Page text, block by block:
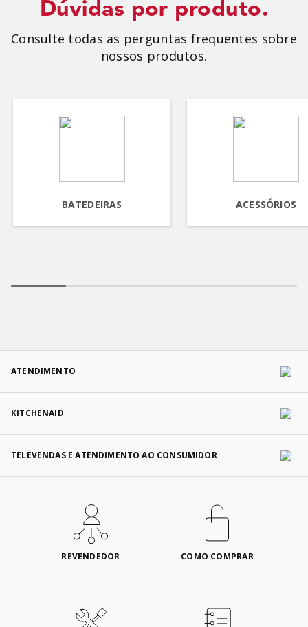
Dúvidas por produto.
Consulte todas as perguntas frequentes sobre
nossos produtos.
BATEDEIRAS ACESSÓRIOS
ATENDIMENTO
KITCHENAID
TELEVENDAS E ATENDIMENTO AO CONSUMIDOR
REVENDEDOR COMO COMPRAR